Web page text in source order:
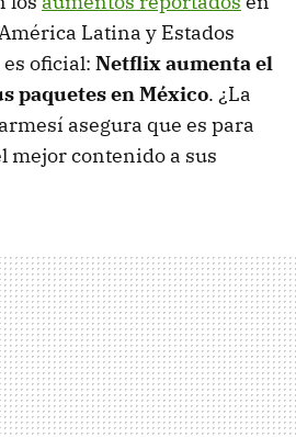
Latina y Estados
oficial: Netflix aumenta el
paquetes en México. ¿La
asegura que es para
mejor contenido a sus